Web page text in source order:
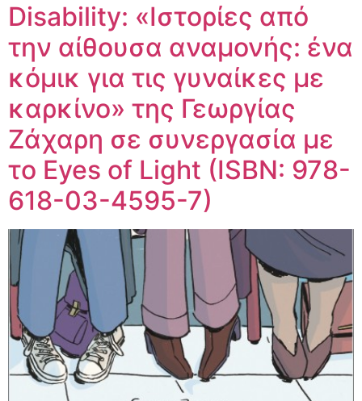
Disability: «Ιστορίες από
την αίθουσα αναμονής: ένα
κόμικ για τις γυναίκες με
καρκίνο» της Γεωργίας
Ζάχαρη σε συνεργασία με
το Eyes of Light (ISBN: 978-
618-03-4595-7)